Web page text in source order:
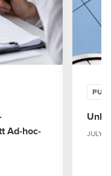
Ad-hoc-
JULY